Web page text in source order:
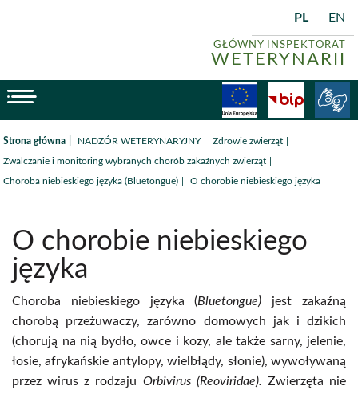
GŁÓWNY INSPEKTORAT
WETERYNARII
PL EN
BiP
Strona główna /NADZÓR WETERYNARYJNY /Zdrowie zwierząt
Zwalczanie i monitoring wybranych chorób zakaźnych zwierząt
Choroba niebieskiego języka (Bluetongue) /O chorobie niebieskiego języka
O chorobie niebieskiego
języka
Choroba niebieskiego języka (Bluetongue) jest zakaźną
chorobą przeżuwaczy, zarówno domowych jak i dzikich
(chorują na nią bydło, owce i kozy, ale także sarny, jelenie,
łosie, afrykańskie antylopy, wielbłądy, słonie), wywoływaną
przez wirus z rodzaju Orbivirus (Reoviridae). Zwierzęta nie